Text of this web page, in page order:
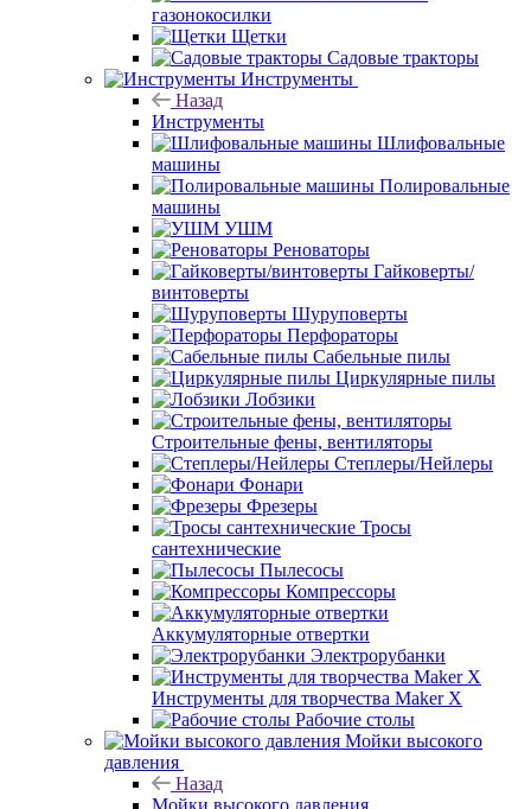
газонокосилки
Щетки
Садовые тракторы
Инструменты
Назад
Инструменты
Шлифовальные
машины
Полировальные
машины
УШМ
Реноваторы
Гайковерты/
винтоверты
Шуруповерты
Перфораторы
Сабельные пилы
Циркулярные пилы
Лобзики
Строительные фены, вентиляторы
Степлеры/Нейлеры
Фонари
Фрезеры
Тросы
сантехнические
Пылесосы
Компрессоры
Аккумуляторные отвертки
Электрорубанки
Инструменты для творчества Maker X
Рабочие столы
Мойки высокого
давления
Назад
Мойки высокого давления